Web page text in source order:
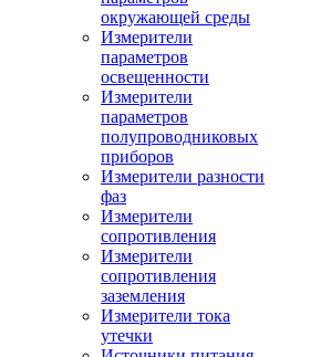
окружающей среды
Измерители
параметров
освещенности
Измерители
параметров
полупроводниковых
приборов
Измерители разности
фаз
Измерители
сопротивления
Измерители
сопротивления
заземления
Измерители тока
утечки